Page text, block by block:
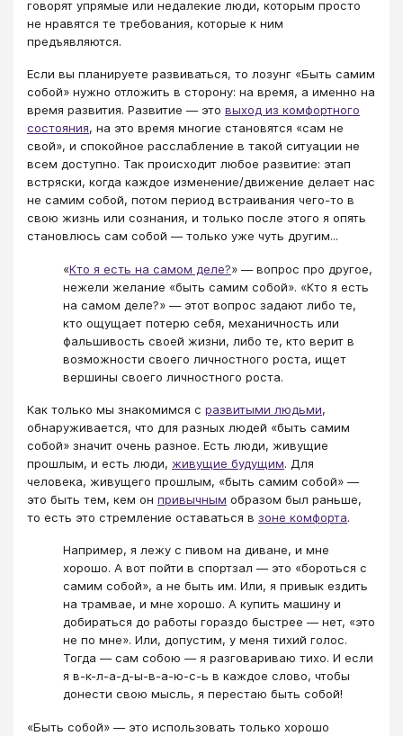
говорят упрямые или недалекие люди, которым просто
не нравятся те требования, которые к ним
предъявляются.
Если вы планируете развиваться, то лозунг «Быть самим
собой» нужно отложить в сторону: на время, а именно на
время развития. Развитие — это выход из комфортного
состояния, на это время многие становятся «сам не
свой», и спокойное расслабление в такой ситуации не
всем доступно. Так происходит любое развитие: этап
встряски, когда каждое изменение/движение делает нас
не самим собой, потом период встраивания чего-то в
свою жизнь или сознания, и только после этого я опять
становлюсь сам собой — только уже чуть другим...
«Кто я есть на самом деле?» — вопрос про другое,
нежели желание «быть самим собой». «Кто я есть
на самом деле?» — этот вопрос задают либо те,
кто ощущает потерю себя, механичность или
фальшивость своей жизни, либо те, кто верит в
возможности своего личностного роста, ищет
вершины своего личностного роста.
Как только мы знакомимся с развитыми людьми,
обнаруживается, что для разных людей «быть самим
собой» значит очень разное. Есть люди, живущие
прошлым, и есть люди, живущие будущим. Для
человека, живущего прошлым, «быть самим собой» —
это быть тем, кем он привычным образом был раньше,
то есть это стремление оставаться в зоне комфорта.
Например, я лежу с пивом на диване, и мне
хорошо. А вот пойти в спортзал — это «бороться с
самим собой», а не быть им. Или, я привык ездить
на трамвае, и мне хорошо. А купить машину и
добираться до работы гораздо быстрее — нет, «это
не по мне». Или, допустим, у меня тихий голос.
Тогда — сам собою — я разговариваю тихо. И если
я в-к-л-а-д-ы-в-а-ю-с-ь в каждое слово, чтобы
донести свою мысль, я перестаю быть собой!
«Быть собой» — это использовать только хорошо